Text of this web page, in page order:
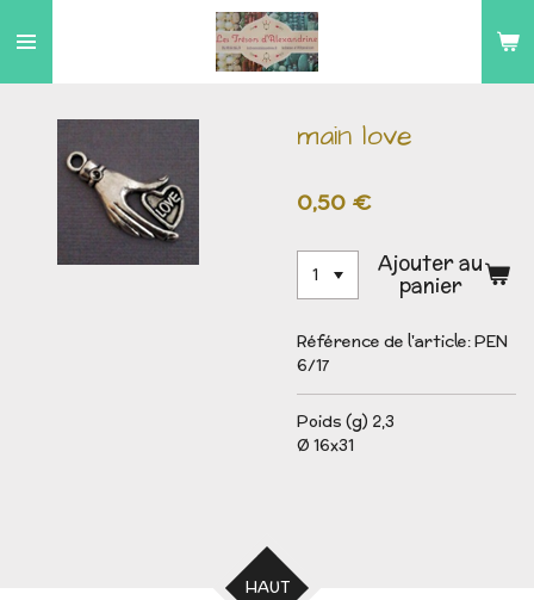
au
main love
0,50 €
Ajouter au
panier
Référence de l'article:PEN
6/17
Poids (g) 2,3
Ø 16x31
HAUT